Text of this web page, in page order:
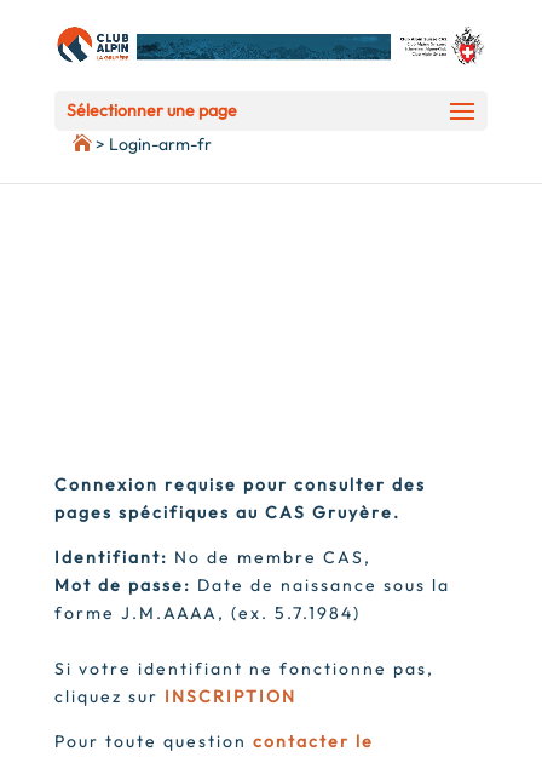
Deprecated : preg_replace(): Passing null to parameter #3 ($subject) of
type array|string is deprecated in
content/plugins/wordfence/vendor/wordfence/wf-
waf/src/lib/rules.phpon line
Sélectionner une page
> Login-arm-fr
Connexion requise pour consulter des
pages spécifiques au CAS Gruyère.
Identifiant: No de membre CAS,
Mot de passe: Date de naissance sous la
forme J.M.AAAA, (ex. 5.7.1984)
Si votre identifiant ne fonctionne pas,
cliquez sur INSCRIPTION
Pour toute question contacter le